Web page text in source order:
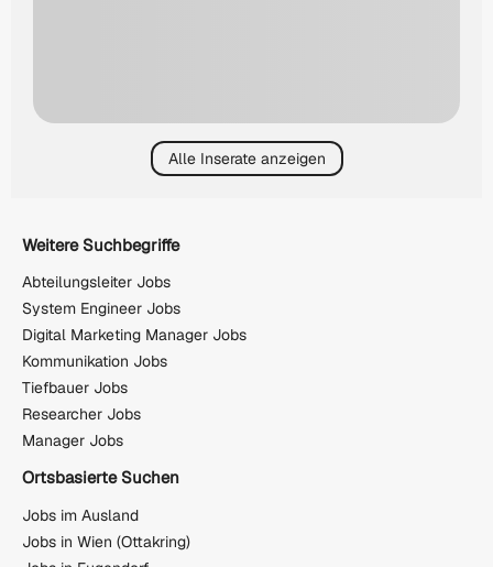
Alle Inserate anzeigen
Weitere Suchbegriffe
Abteilungsleiter Jobs
System Engineer Jobs
Digital Marketing Manager Jobs
Kommunikation Jobs
Tiefbauer Jobs
Researcher Jobs
Manager Jobs
Ortsbasierte Suchen
Jobs im Ausland
Jobs in Wien (Ottakring)